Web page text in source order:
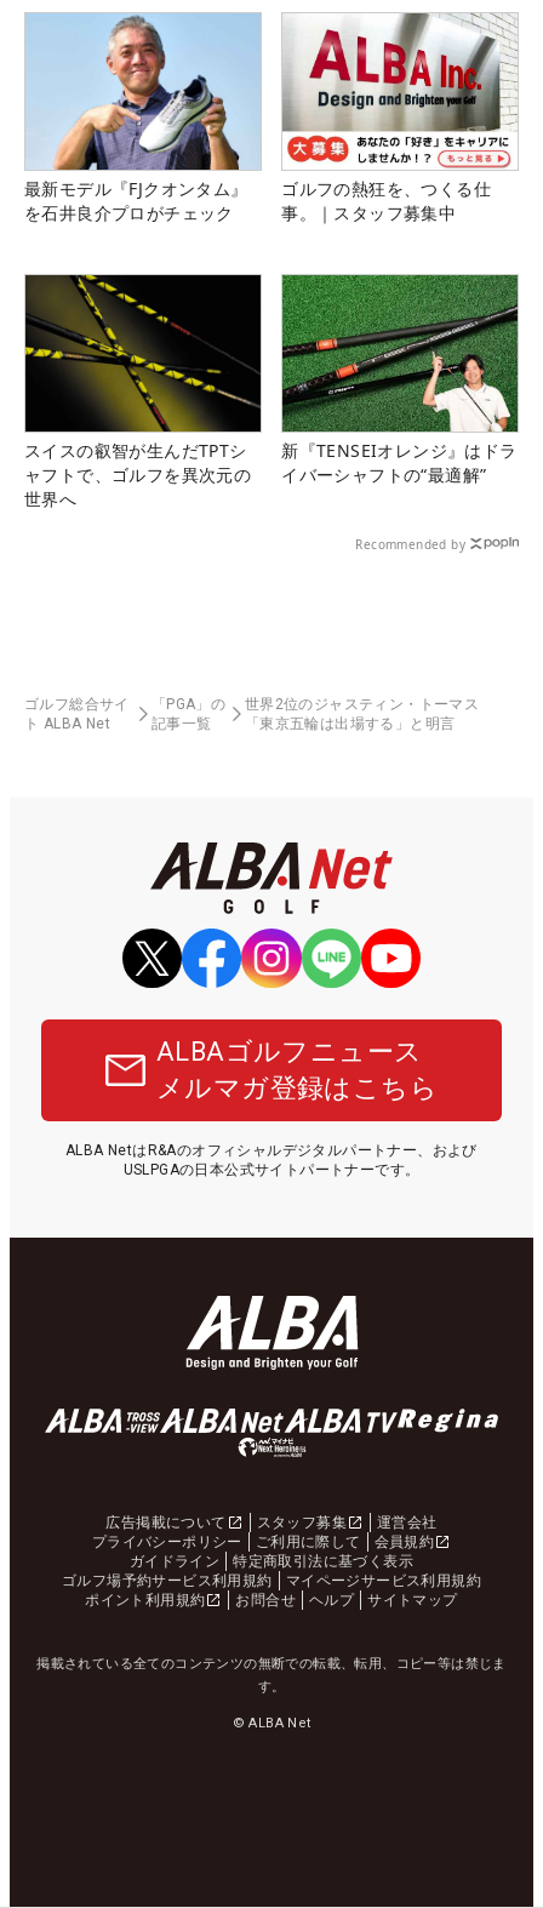
最新モデル『FJクオンタム』
を石井良介プロがチェック
ゴルフの熱狂を、つくる仕
事。｜スタッフ募集中
スイスの叡智が生んだTPTシ
ャフトで、ゴルフを異次元の
世界へ
新『TENSEIオレンジ』はドラ
イバーシャフトの“最適解”
Recommended by
ゴルフ総合サイ
ト ALBA Net
「PGA」の
記事一覧
世界2位のジャスティン・トーマス
「東京五輪は出場する」と明言
ALBAゴルフニュース
メルマガ登録はこちら
ALBA NetはR&Aのオフィシャルデジタルパートナー、および
USLPGAの日本公式サイトパートナーです。
広告掲載について スタッフ募集
運営会社
プライバシーポリシー
ご利用に際して
会員規約
ガイドライン
特定商取引法に基づく表示
ゴルフ場予約サービス利用規約
マイページサービス利用規約
ポイント利用規約
お問合せ ヘルプ サイトマップ
掲載されている全てのコンテンツの無断での転載、転用、コピー等は禁じま
す。
© ALBA Net